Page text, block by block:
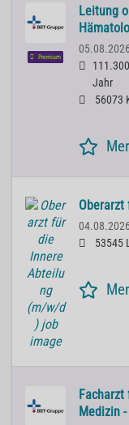
Premium
Leitung
Jahr
56073
53545
Medizin